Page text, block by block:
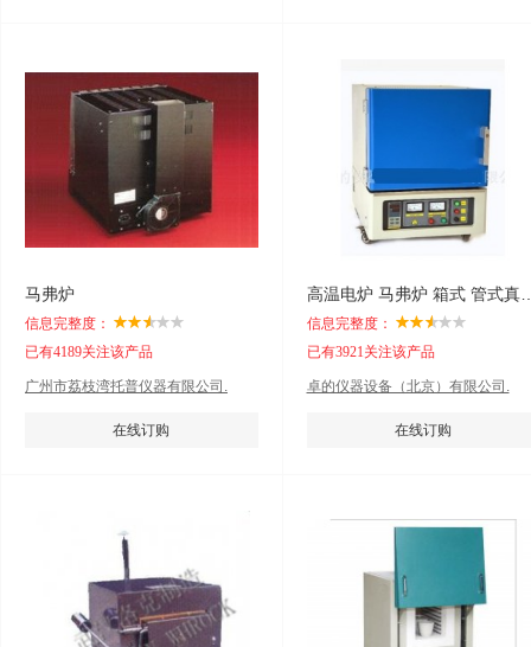
马弗炉
信息完整度：
已有4189关注该产品
广州市荔枝湾托普仪器有限公司.
在线订购
高温电炉 马弗炉 箱式
信息完整度：
已有3921关注该产品
卓的仪器设备（北京）有限公司.
在线订购